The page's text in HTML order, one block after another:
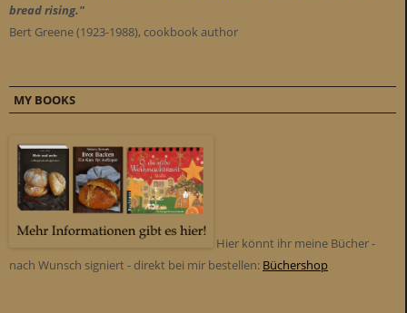
bread rising."
Bert Greene (1923-1988), cookbook author
MY BOOKS
Hier könnt ihr meine Bücher -
nach Wunsch signiert - direkt bei mir bestellen: Büchershop